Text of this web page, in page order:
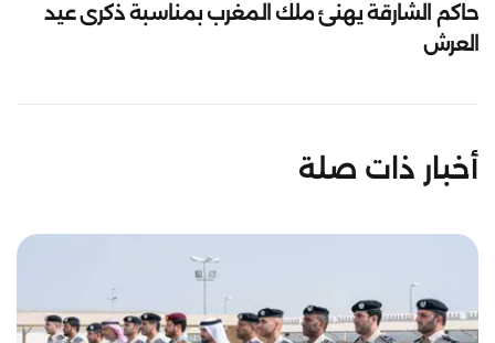
حاكم الشارقة يهنئ ملك المغرب بمناسبة ذكرى عيد
العرش
أخبار ذات صلة